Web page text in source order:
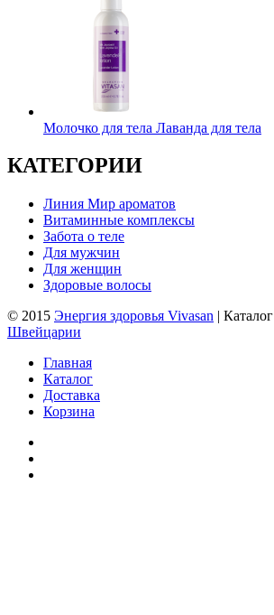
Молочко для тела Лаванда для тела
КАТЕГОРИИ
Линия Мир ароматов
Витаминные комплексы
Забота о теле
Для мужчин
Для женщин
Здоровые волосы
© 2015 Энергия здоровья Vivasan | Каталог
Швейцарии
Главная
Каталог
Доставка
Корзина